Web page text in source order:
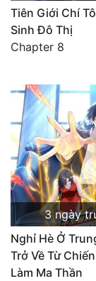
Tiên Giới Chí
Sinh Đô Thị
Chapter 8
3 ngày
Nghỉ Hè Ở
Trở Về Từ
Làm Ma Thần